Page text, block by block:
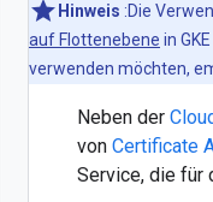
Hinweis :Die
auf Flottenebene in
verwenden möchten,
Neben der
von Certificate
Service, die für